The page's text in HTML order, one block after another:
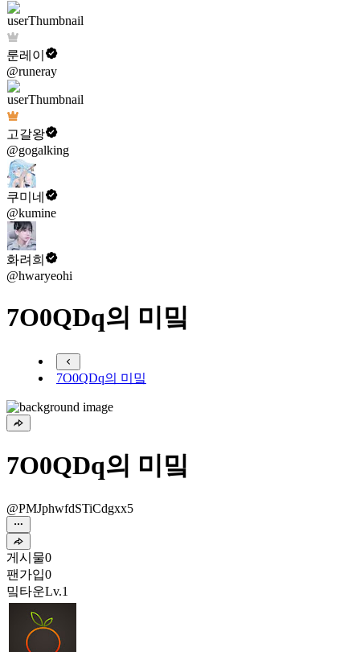
룬레이
@runeray
고갈왕
@gogalking
쿠미네
@kumine
화려희
@hwaryeohi
7O0QDq의 미밐
7O0QDq의 미밐
7O0QDq의 미밐
@PMJphwfdSTiCdgxx5
게시물0
팬가입0
밐타운Lv.1